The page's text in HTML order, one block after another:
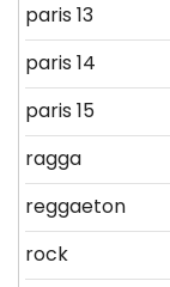
paris 13
paris 14
paris 15
ragga
reggaeton
rock